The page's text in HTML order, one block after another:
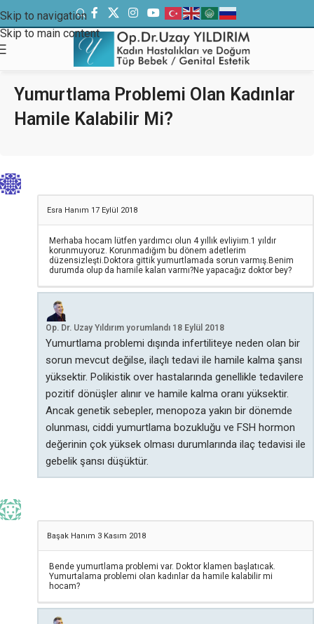
Skip to navigation
Skip to main content
Yumurtlama Problemi Olan Kadınlar
Hamile Kalabilir Mi?
Esra Hanım 17 Eylül 2018
Merhaba hocam lütfen yardımcı olun 4 yıllık evliyiım.1 yıldır
korunmuyoruz. Korunmadığım bu dönem adetlerim
düzensizleşti.Doktora gittik yumurtlamada sorun varmış.Benim
durumda olup da hamile kalan varmı?Ne yapacağız doktor bey?
Op. Dr. Uzay Yıldırım yorumlandı 18 Eylül 2018
Yumurtlama problemi dışında infertiliteye neden olan bir
sorun mevcut değilse, ilaçlı tedavi ile hamile kalma şansı
yüksektir. Polikistik over hastalarında genellikle tedavilere
pozitif dönüşler alınır ve hamile kalma oranı yüksektir.
Ancak genetik sebepler, menopoza yakın bir dönemde
olunması, ciddi yumurtlama bozukluğu ve FSH hormon
değerinin çok yüksek olması durumlarında ilaç tedavisi ile
gebelik şansı düşüktür.
Başak Hanım 3 Kasım 2018
Bende yumurtlama problemi var. Doktor klamen başlatıcak.
Yumurtalama problemi olan kadınlar da hamile kalabilir mi
hocam?